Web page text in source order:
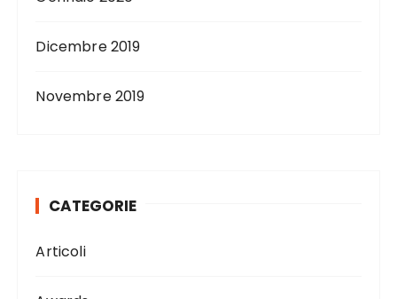
Dicembre 2019
Novembre 2019
CATEGORIE
Articoli